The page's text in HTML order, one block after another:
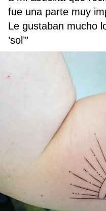
fue una parte muy
Le gustaban mucho
’sol’”